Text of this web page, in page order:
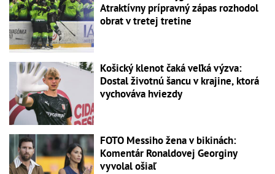
Atraktívny prípravný zápas rozhodol
obrat v tretej tretine
Košický klenot čaká veľká výzva:
Dostal životnú šancu v krajine, ktorá
vychováva hviezdy
FOTO Messiho žena v bikinách:
Komentár Ronaldovej Georginy
vyvolal ošiaľ